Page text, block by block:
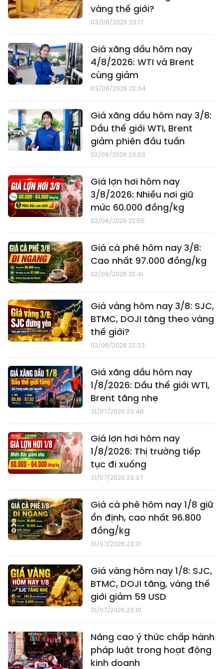
vàng thế giới?
03/08/2026 23:17
Giá xăng dầu hôm nay
4/8/2026: WTI và Brent
cùng giảm
03/08/2026 22:34
Giá xăng dầu hôm nay 3/8:
Dầu thế giới WTI, Brent
giảm phiên đầu tuần
02/08/2026 23:03
Giá lợn hơi hôm nay
3/8/2026: Nhiều nơi giữ
mức 60.000 đồng/kg
02/08/2026 22:55
Giá cà phê hôm nay 3/8:
Cao nhất 97.000 đồng/kg
02/08/2026 22:41
Giá vàng hôm nay 3/8: SJC,
BTMC, DOJI tăng theo vàng
thế giới?
02/08/2026 22:33
Giá xăng dầu hôm nay
1/8/2026: Dầu thế giới WTI,
Brent tăng nhẹ
31/07/2026 23:48
Giá lợn hơi hôm nay
1/8/2026: Thị trường tiếp
tục đi xuống
31/07/2026 23:37
Giá cà phê hôm nay 1/8 giữ
ổn định, cao nhất 96.800
đồng/kg
31/07/2026 23:21
Giá vàng hôm nay 1/8: SJC,
BTMC, DOJI tăng, vàng thế
giới giảm 59 USD
31/07/2026 23:10
Nâng cao ý thức chấp hành
pháp luật trong hoạt động
kinh doanh